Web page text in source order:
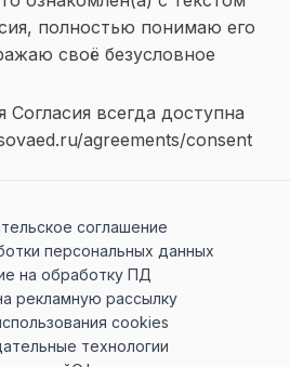
полностью понимаю его
своё безусловное
Согласия всегда доступна
agreements/consent
соглашение
персональных данных
на обработку ПД
рекламную рассылку
cookies
технологии